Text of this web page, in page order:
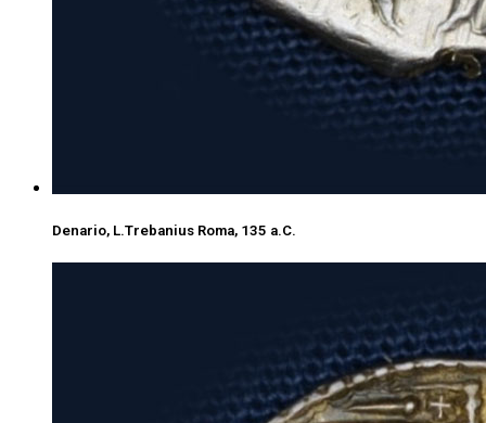
Denario, L.Trebanius Roma, 135 a.C.